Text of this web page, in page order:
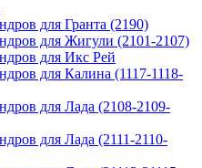
для Гранта (2190)
для Жигули (2101-2107)
для Икс Рей
для Калина (1117-1118-
для Лада (2108-2109-
для Лада (2111-2110-